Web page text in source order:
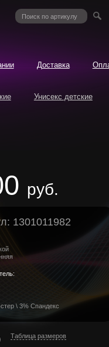
Доставка
Унисекс детские
руб.
1301011982
\ 3% Спандекс
Таблица размеров